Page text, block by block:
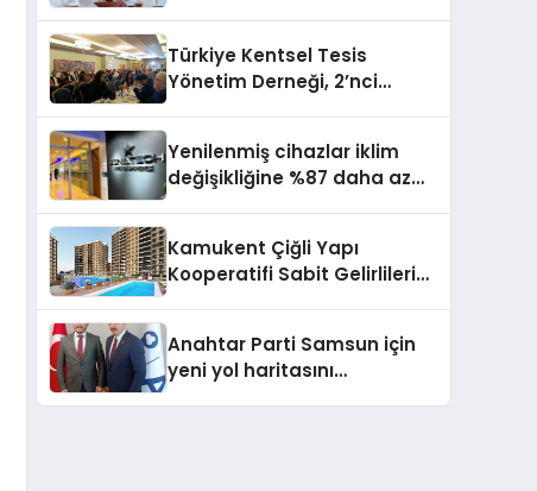
Türkiye Kentsel Tesis
Yönetim Derneği, 2’nci
Yenilenmiş cihazlar iklim
değişikliğine %87 daha az
Kamukent Çiğli Yapı
Kooperatifi Sabit Gelirlileri
Anahtar Parti Samsun için
yeni yol haritasını